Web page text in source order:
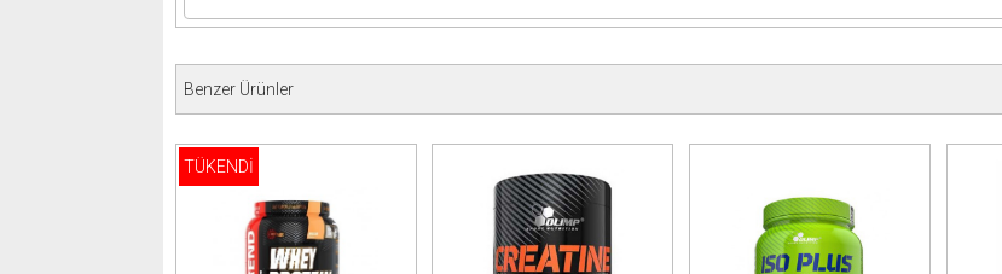
Benzer Ürünler
TÜKENDİ